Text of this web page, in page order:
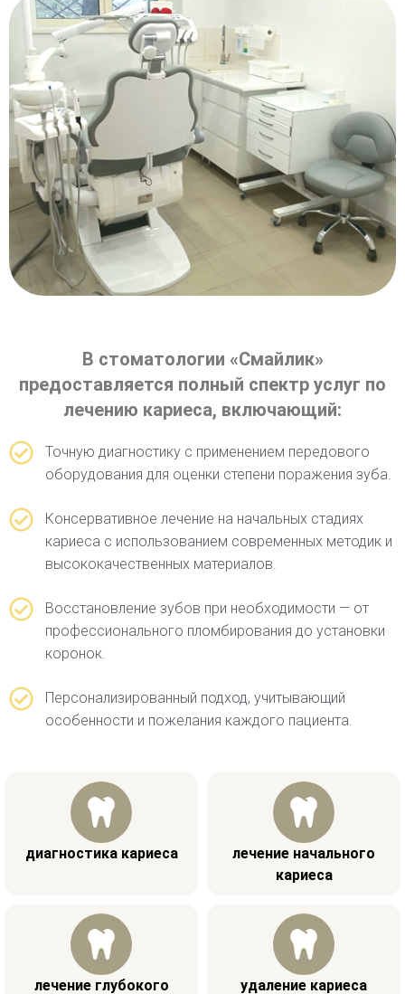
В стоматологии «Смайлик»
предоставляется полный спектр услуг по
лечению кариеса, включающий:
Точную диагностику с применением передового
оборудования для оценки степени поражения зуба.
Консервативное лечение на начальных стадиях
кариеса с использованием современных методик и
высококачественных материалов.
Восстановление зубов при необходимости — от
профессионального пломбирования до установки
коронок.
Персонализированный подход, учитывающий
особенности и пожелания каждого пациента.
диагностика кариеса
лечение начального
кариеса
лечение глубокого
удаление кариеса